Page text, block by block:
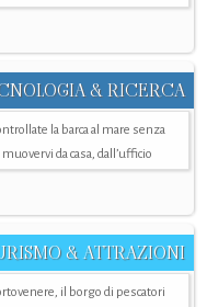
& RICERCA
la barca al mare senza
muovervi da casa, dall’ufficio
& ATTRAZIONI
il borgo di pescatori